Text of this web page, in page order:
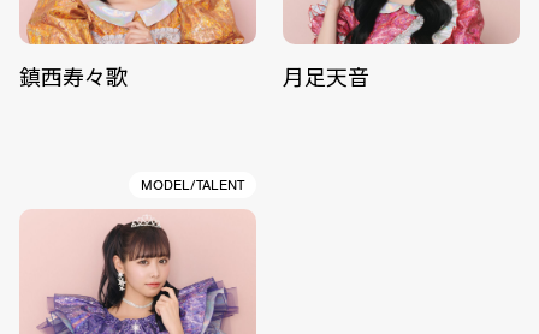
鎮西寿々歌 月足天音
MODEL/TALENT